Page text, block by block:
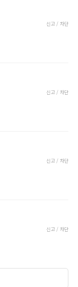
신고 / 차단
신고 / 차단
신고 / 차단
신고 / 차단